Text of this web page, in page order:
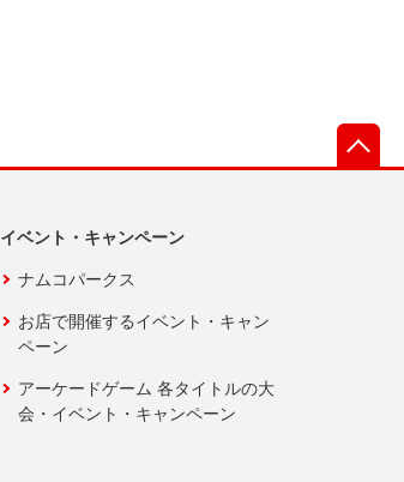
イベント・キャンペーン
ナムコパークス
お店で開催するイベント・キャン
ペーン
アーケードゲーム 各タイトルの大
会・イベント・キャンペーン